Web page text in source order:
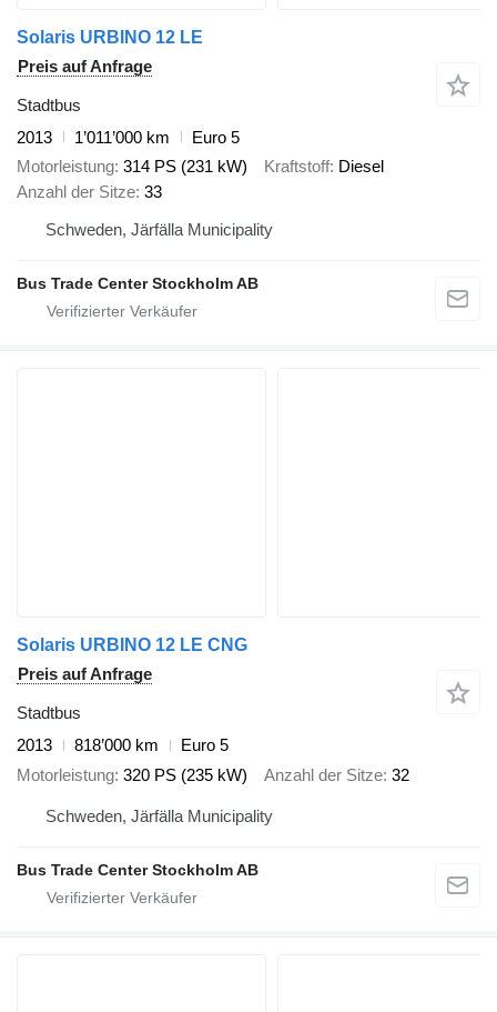
Solaris URBINO 12 LE
Preis auf Anfrage
Stadtbus
2013
1’011’000 km
Euro 5
Motorleistung 314 PS (231 kW) Kraftstoff Diesel
Anzahl der Sitze 33
Schweden, Järfälla Municipality
Bus Trade Center Stockholm AB
Solaris URBINO 12 LE CNG
Preis auf Anfrage
Stadtbus
2013
818’000 km
Euro 5
Motorleistung 320 PS (235 kW) Anzahl der Sitze 32
Schweden, Järfälla Municipality
Bus Trade Center Stockholm AB